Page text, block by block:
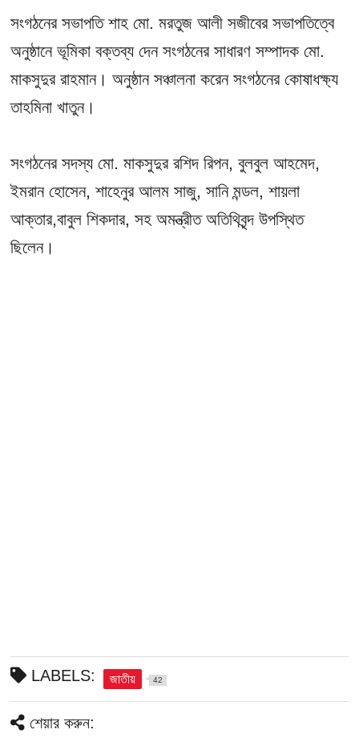
সংগঠনের সভাপতি শাহ মো. মরতুজ আলী সজীবের সভাপতিত্বে
অনুষ্ঠানে ভূমিকা বক্তব্য দেন সংগঠনের সাধারণ সম্পাদক মো.
মাকসুদুর রাহমান। অনুষ্ঠান সঞ্চালনা করেন সংগঠনের কোষাধক্ষ্য
তাহমিনা খাতুন।
সংগঠনের সদস্য মো. মাকসুদুর রশিদ রিপন, বুলবুল আহমেদ,
ইমরান হোসেন, শাহেনুর আলম সাজু, সানি মন্ডল, শায়লা
আক্তার,বাবুল শিকদার, সহ অমন্ত্রীত অতিথিবৃন্দ উপস্থিত
ছিলেন।
LABELS: জাতীয় 42
শেয়ার করুন: